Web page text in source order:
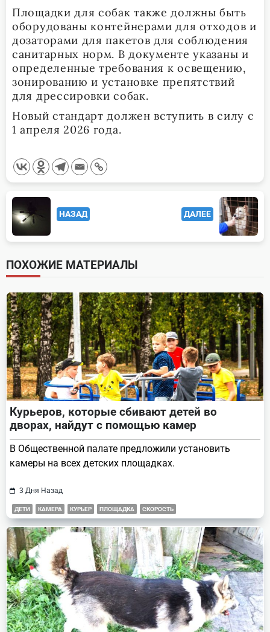
Площадки для собак также должны быть
оборудованы контейнерами для отходов и
дозаторами для пакетов для соблюдения
санитарных норм. В документе указаны и
определенные требования к освещению,
зонированию и установке препятствий
для дрессировки собак.
Новый стандарт должен вступить в силу с
1 апреля 2026 года.
<span
class="nav-
subtitle
screen-
reader-
text">Page</span>
НАЗАД ДАЛЕЕ
ПОХОЖИЕ МАТЕРИАЛЫ
Курьеров, которые сбивают детей во
дворах, найдут с помощью камер
В Общественной палате предложили установить
камеры на всех детских площадках.
3 Дня Назад
ДЕТИ КАМЕРА КУРЬЕР ПЛОЩАДКА СКОРОСТЬ